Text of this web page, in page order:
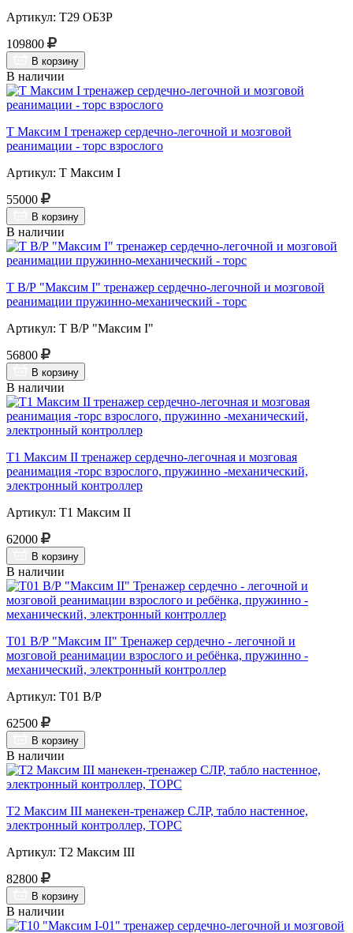
Артикул: Т29 ОБЗР
109800
В корзину
В наличии
Т Максим I тренажер сердечно-легочной и мозговой
реанимации - торс взрослого
Артикул: Т Максим I
55000
В корзину
В наличии
Т В/Р "Максим I" тренажер сердечно-легочной и мозговой
реанимации пружинно-механический - торс
Артикул: Т В/Р "Максим I"
56800
В корзину
В наличии
Т1 Максим II тренажер сердечно-легочная и мозговая
реанимация -торс взрослого, пружинно -механический,
электронный контроллер
Артикул: Т1 Максим II
62000
В корзину
В наличии
Т01 В/Р "Максим II" Тренажер сердечно - легочной и
мозговой реанимации взрослого и ребёнка, пружинно -
механический, электронный контроллер
Артикул: Т01 В/Р
62500
В корзину
В наличии
Т2 Максим III манекен-тренажер СЛР, табло настенное,
электронный контроллер, ТОРС
Артикул: Т2 Максим III
82800
В корзину
В наличии